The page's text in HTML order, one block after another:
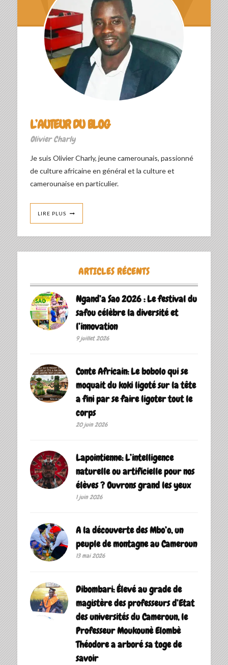
L’AUTEUR DU BLOG
Olivier Charly
Je suis Olivier Charly, jeune camerounais, passionné
de culture africaine en général et la culture et
camerounaise en particulier.
LIRE PLUS
ARTICLES RÉCENTS
Ngand’a Sao 2026 : Le festival du
safou célèbre la diversité et
l’innovation
9 juillet 2026
Conte Africain: Le bobolo qui se
moquait du koki ligoté sur la tête
a fini par se faire ligoter tout le
corps
20 juin 2026
Lapointienne: L’intelligence
naturelle ou artificielle pour nos
élèves ? Ouvrons grand les yeux
1 juin 2026
A la découverte des Mbo’o, un
peuple de montagne au Cameroun
13 mai 2026
Dibombari: Élevé au grade de
magistère des professeurs d’Etat
des universités du Cameroun, le
Professeur Moukounè Elombè
Théodore a arboré sa toge de
savoir ‎